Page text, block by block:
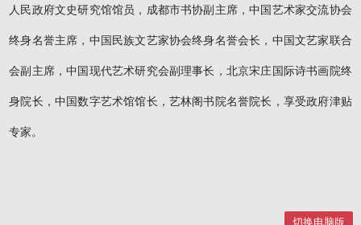
人民政府文史研究馆馆员，成都市书协副主席，中国艺术家交流协会
终身名誉主席，中国民族文艺家协会终身名誉会长，中国文艺家联合
会副主席，中国现代艺术研究会副理事长，北京宋庄国际诗书画院终
身院长，中国数字艺术馆馆长，艺林阁书院名誉院长，享受政府津贴
专家。
切换电脑版
切换电脑版